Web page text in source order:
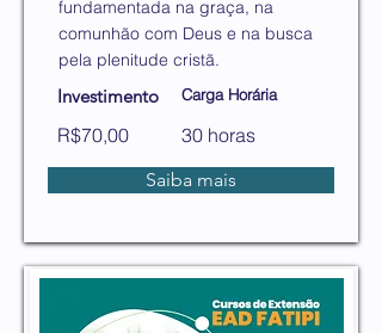
fundamentada na graça, na
comunhão com Deus e na busca
pela plenitude cristã.
Investimento
R$70,00
Carga Horária
30 horas
Saiba mais